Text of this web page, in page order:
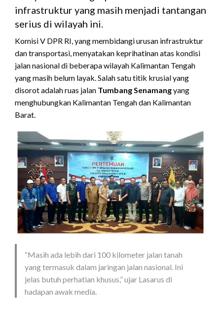
infrastruktur yang masih menjadi tantangan
serius di wilayah ini.
Komisi V DPR RI, yang membidangi urusan infrastruktur
dan transportasi, menyatakan keprihatinan atas kondisi
jalan nasional di beberapa wilayah Kalimantan Tengah
yang masih belum layak. Salah satu titik krusial yang
disorot adalah ruas jalan Tumbang Senamangyang
menghubungkan Kalimantan Tengah dan Kalimantan
Barat.
“Masih ada lebih dari 100 kilometer jalan tanah
yang termasuk dalam jaringan jalan nasional. Ini
jelas butuh perhatian khusus,” ujar Lasarus di
hadapan awak media.